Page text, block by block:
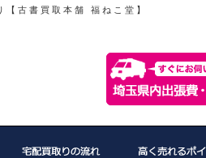
古書買取本舗 福ねこ堂】